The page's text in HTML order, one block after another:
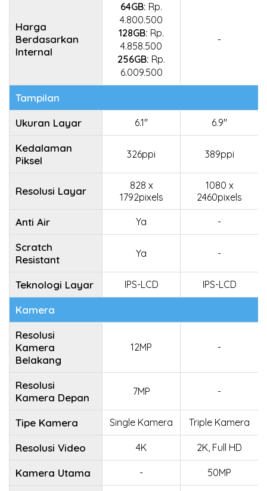
Harga
Berdasarkan
Internal
64GB: Rp.
4.800.500
128GB: Rp.
4.858.500
256GB: Rp.
6.009.500
-
Tampilan
Ukuran Layar
6.1" 6.9"
Kedalaman
Piksel
326ppi 389ppi
Resolusi Layar
828 x
1792pixels
1080 x
2460pixels
Anti Air Ya -
Scratch
Resistant
Ya -
Teknologi Layar IPS-LCD IPS-LCD
Kamera
Resolusi
Kamera
Belakang
12MP -
Resolusi
Kamera Depan
7MP -
Tipe Kamera Single Kamera Triple Kamera
Resolusi Video 4K 2K, Full HD
Kamera Utama - 50MP